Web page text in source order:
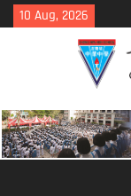
Skip
to
10 Aug, 2026